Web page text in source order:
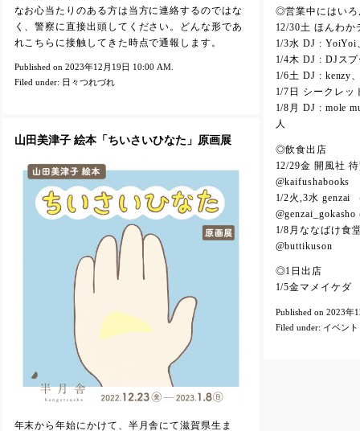
◎営業中にはいろ
12/30土 ほんわか
1/3水 DJ : YoiYoi
1/4木 DJ : DJス
1/6土 DJ : kenzy
1/7日 シークレッ
1/8月 DJ : mole
人
◎飲食出店
12/29金 開風社
@kaifushabooks
1/2火,3水 genzai
@genzai_gokasho
1/8月ななばけ食
@buttikuson
◎1日出店
1/5金マメイケダ
Published on 2023年
Filed under: イベント
なお心当たりのある方は当方に連絡するのではな
く、警察に直接出頭してください。どんな形であ
れこちらに接触してきた時点で通報します。
Published on 2023年12月19日 10:00 AM.
Filed under: 日々つれづれ
山田美津子 絵本「ちいさいひなた」原画展
年末から年始にかけて、半月舎にて滋賀県生ま